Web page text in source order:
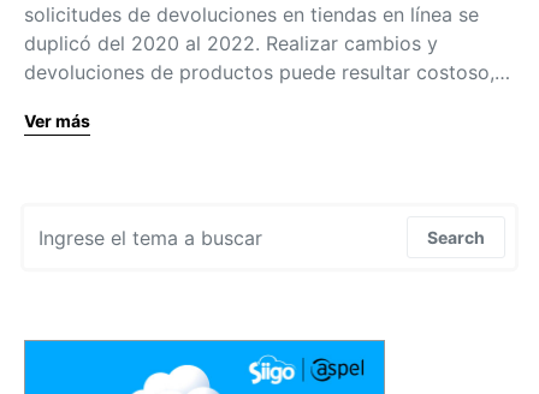
solicitudes de devoluciones en tiendas en línea se
duplicó del 2020 al 2022. Realizar cambios y
devoluciones de productos puede resultar costoso,…
Ver más
Search